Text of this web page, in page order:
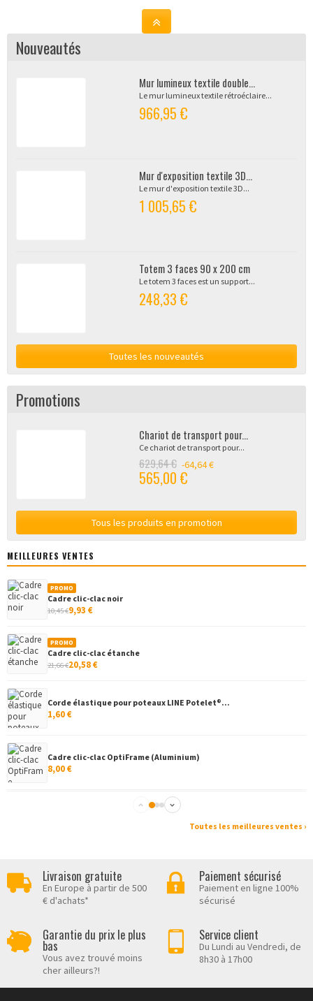
Nouveautés
Mur lumineux textile double...
Le mur lumineux textile rétroéclaire...
966,95 €
Mur d'exposition textile 3D...
Le mur d'exposition textile 3D...
1 005,65 €
Totem 3 faces 90 x 200 cm
Le totem 3 faces est un support...
248,33 €
Toutes les nouveautés
Promotions
Chariot de transport pour...
Ce chariot de transport pour...
629,64 € -64,64 €
565,00 €
Tous les produits en promotion
MEILLEURES VENTES
PROMO
Cadre clic-clac noir
10,45 €9,93 €
PROMO
Cadre clic-clac étanche
21,66 €20,58 €
Corde élastique pour poteaux LINE Potelet®...
1,60 €
Cadre clic-clac OptiFrame (Aluminium)
8,00 €
Cadre clippant, coins arrondis
12,00 €
8,68 €
Drapeau de table publicitaire
18,00 €
Toutes les meilleures ventes ›
Livraison gratuite
En Europe à partir de 500
€ d'achats*
Paiement sécurisé
Paiement en ligne 100%
sécurisé
Garantie du prix le plus
bas
Vous avez trouvé moins
cher ailleurs?!
Service client
Du Lundi au Vendredi, de
8h30 à 17h00